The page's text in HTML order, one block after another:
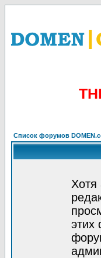
Список форумов
Хотя
этих